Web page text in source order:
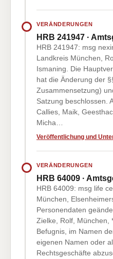
VERÄNDERUNGEN
HRB 241947 ·
HRB 241947: msg
Landkreis München,
Ismaning. Die
hat die Änderung der
Zusammensetzung)
Satzung beschlossen.
Callies, Maik,
Micha…
Veröffentlichung und
VERÄNDERUNGEN
HRB 64009 ·
HRB 64009: msg life
München,
Personendaten
Zielke, Rolf, München,
Befugnis, im Namen
eigenen Namen oder
Rechtsgeschäfte